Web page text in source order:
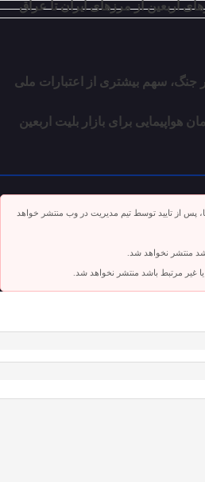
اربعین از مرزهای ایران تا عراق
جنگ، سهم بیشتری از اعتبارات ملی
هواپیمایی برای بازار بلیت اربعین
پس از تایید توسط تیم مدیریت در وب منتشر خواهد
منتشر نخواهد شد.
غیر مرتبط باشد منتشر نخواهد شد.